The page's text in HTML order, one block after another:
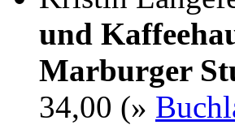
und
Marburger
34,00 (»